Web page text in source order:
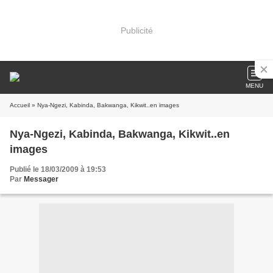
Publicité
MENU
Accueil » Nya-Ngezi, Kabinda, Bakwanga, Kikwit..en images
Nya-Ngezi, Kabinda, Bakwanga, Kikwit..en
images
Publié le 18/03/2009 à 19:53
Par Messager